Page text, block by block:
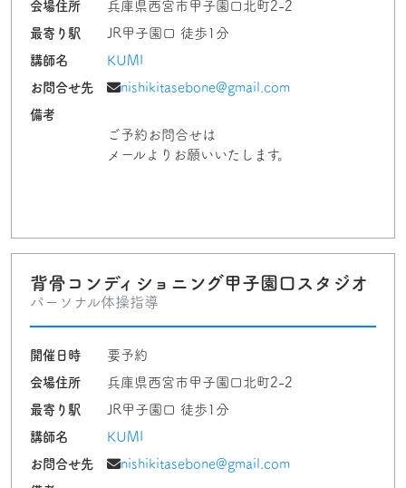
会場住所
兵庫県西宮市甲子園口北町2-2
最寄り駅
JR甲子園口 徒歩1分
講師名
KUMI
お問合せ先
nishikitasebone@gmail.com
備考
ご予約お問合せは
メールよりお願いいたします。
背骨コンディショニング甲子園口スタジオ
パーソナル体操指導
開催日時
要予約
会場住所
兵庫県西宮市甲子園口北町2-2
最寄り駅
JR甲子園口 徒歩1分
講師名
KUMI
お問合せ先
nishikitasebone@gmail.com